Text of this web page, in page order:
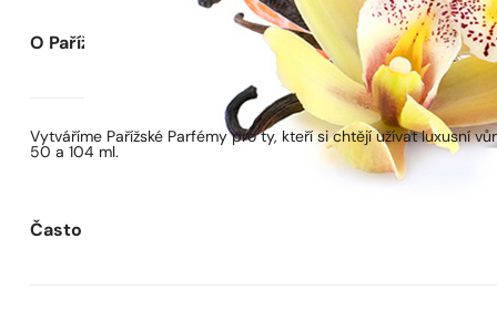
O Pařížských Parfémech
Vytváříme Pařížské Parfémy pro ty, kteří si chtějí užívat luxusní
50 a 104 ml.
Často kladené otázky